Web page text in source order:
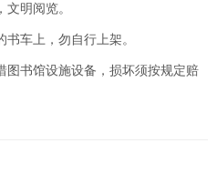
明阅览。
车上，勿自行上架。
图书馆设施设备，损坏须按规定赔